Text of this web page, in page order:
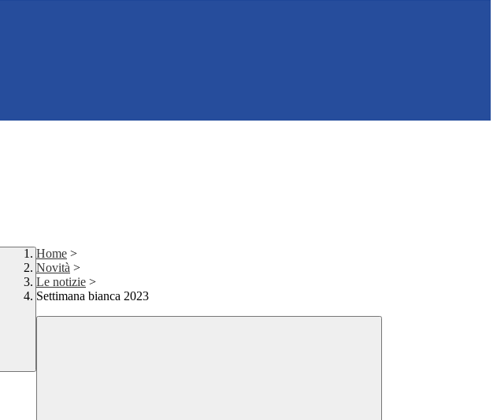
Home >
Novità >
Le notizie >
Settimana bianca 2023